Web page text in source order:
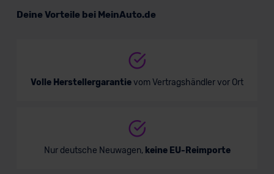
Deine Vorteile bei MeinAuto.de
Volle Herstellergarantievom Vertragshändler vor Ort
Nur deutsche Neuwagen, keine EU-Reimporte